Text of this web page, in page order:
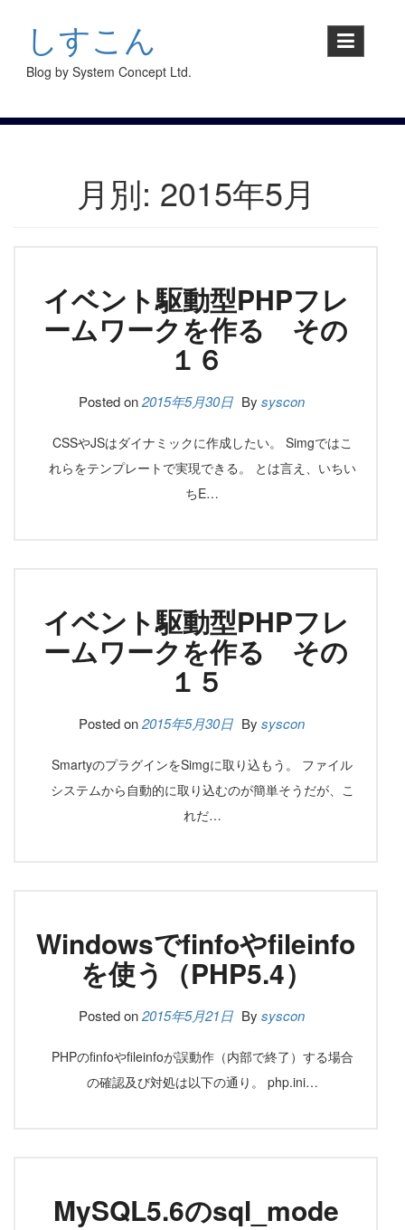
c
しすこん
Blog by System Concept Ltd.
月別: 2015年5月
イベント駆動型PHPフレ
ームワークを作る その
１６
Posted on2015年5月30日 By syscon
CSSやJSはダイナミックに作成したい。 Simgではこ
れらをテンプレートで実現できる。 とは言え、いちい
ちE…
イベント駆動型PHPフレ
ームワークを作る その
１５
Posted on2015年5月30日 By syscon
SmartyのプラグインをSimgに取り込もう。 ファイル
システムから自動的に取り込むのが簡単そうだが、こ
れだ…
Windowsでfinfoやfileinfo
を使う（PHP5.4）
Posted on2015年5月21日 By syscon
PHPのfinfoやfileinfoが誤動作（内部で終了）する場合
の確認及び対処は以下の通り。 php.ini…
MySQL5.6のsql_mode